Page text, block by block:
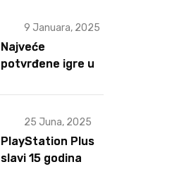
9 Januara, 2025
Najveće
potvrđene igre u
25 Juna, 2025
PlayStation Plus
slavi 15 godina